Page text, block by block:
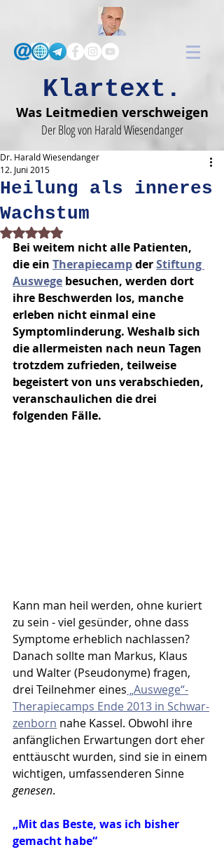
Klartext.
Was Leitmedien verschweigen
Der Blog von Harald Wiesendanger
Heilung als inneres
Wachstum
Dr. Harald Wiesendanger
12. Juni 2015
Mit NaN von 5 Sternen bewertet.
Bei weitem nicht alle Patienten,
die ein Therapie­camp der Stiftung
Auswege besuchen, werden dort
ihre Beschwerden los, manche
erleben nicht einmal eine
Symptomlinderung. Weshalb sich
die allermeisten nach neun Tagen
trotzdem zufrieden, teilweise
begeistert von uns verabschieden,
veranschaulichen die drei
folgenden Fälle.
Kann man heil werden, ohne kuriert
zu sein - viel gesünder, ohne dass
Symptome erheblich nachlassen?
Danach sollte man Markus, Klaus
und Walter (Pseu­donyme) fragen,
drei Teilnehmer eines „Aus­wege“-
Therapiecamps Ende 2013 in Schwar­
zen­born nahe Kassel. Obwohl ihre
anfänglichen Erwartun­gen dort eher
enttäuscht wurden, sind sie in einem
wichtigen, umfassenderen Sinne
genesen.
„Mit das Beste, was ich bisher
gemacht habe“